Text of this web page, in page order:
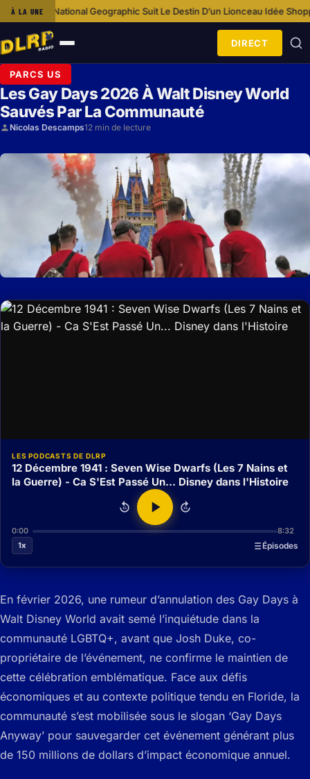
À LA UNE Suit Le Destin D’un Lionceau·Idée Shopping : Loungefly
Ouvrir
le
menu
DIRECT
PARCS US
Les Gay Days 2026 À Walt Disney World
Sauvés Par La Communauté
Nicolas Descamps12 min de lecture
LES PODCASTS DE DLRP
12 Décembre 1941 : Seven Wise Dwarfs (Les 7 Nains et
la Guerre) - Ca S'Est Passé Un... Disney dans l'Histoire
15 15
0:00
8:32
1x
Épisodes
En février 2026, une rumeur d’annulation des Gay Days à
Walt Disney World avait semé l’inquiétude dans la
communauté LGBTQ+, avant que Josh Duke, co-
propriétaire de l’événement, ne confirme le maintien de
cette célébration emblématique. Face aux défis
économiques et au contexte politique tendu en Floride, la
communauté s’est mobilisée sous le slogan ‘Gay Days
Anyway’ pour sauvegarder cet événement générant plus
de 150 millions de dollars d’impact économique annuel.